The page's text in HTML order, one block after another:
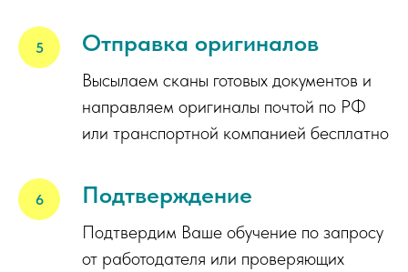
Отправка оригиналов
Высылаем сканы готовых документов и
направляем оригиналы почтой по РФ
или транспортной компанией бесплатно
Подтверждение
Подтвердим Ваше обучение по запросу
от работодателя или проверяющих